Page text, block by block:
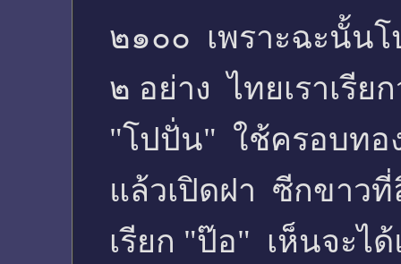
๒๑๐๐ เพราะฉะนั้น
๒ อย่าง ไทยเราเรี
"โปปั่น" ใช้ครอบทอ
แล้วเปิดฝา ซีกขาว
เรียก "ป๊อ" เห็นจะไ